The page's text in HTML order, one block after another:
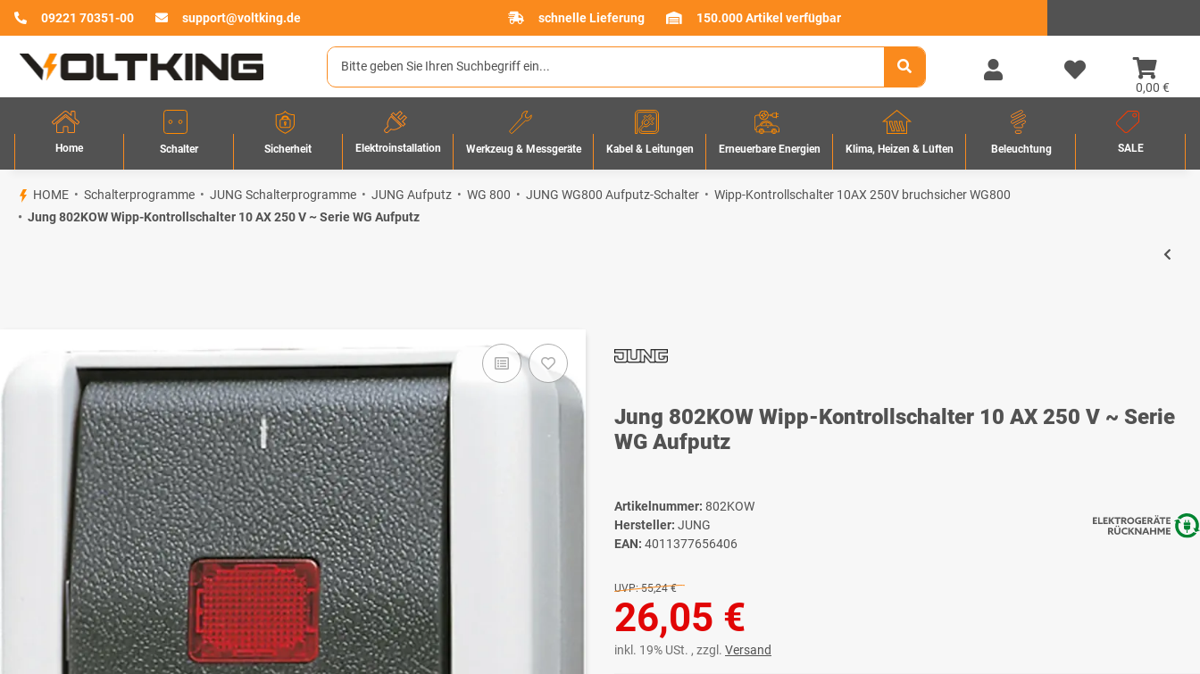
09221 70351-00 support@voltking.de schnelle Lieferung 150.000 Artikel verfügbar
0,00 €
Home Schalter Sicherheit Elektroinstallation Werkzeug & Messgeräte Kabel & Leitungen Erneuerbare Energien Klima, Heizen & Lüften Beleuchtung SALE
HOME Schalterprogramme JUNG Schalterprogramme JUNG Aufputz WG 800 JUNG WG800 Aufputz-Schalter
Wipp-Kontrollschalter 10AX 250V bruchsicher WG800
Jung 802KOW Wipp-Kontrollschalter 10 AX 250 V ~ Serie WG Aufputz
Jung 802KOW Wipp-Kontrollschalter 10 AX 250 V ~ Serie
WG Aufputz
Artikelnummer: 802KOW
Hersteller: JUNG
EAN: 4011377656406
UVP: 55,24 €
26,05 €
inkl. 19% USt. , zzgl. Versand